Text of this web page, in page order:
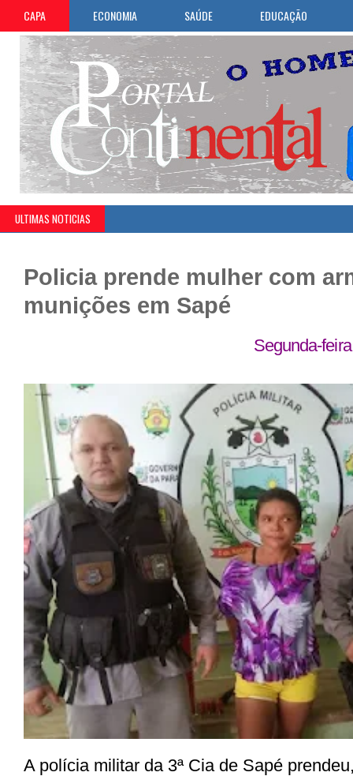
CAPA ECONOMIA SAÚDE EDUCAÇÃO
ULTIMAS NOTICIAS
Policia prende mulher com
munições em Sapé
Segunda-
A polícia militar da 3ª Cia de Sapé